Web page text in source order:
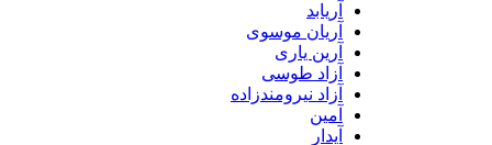
آریان موسوی
آرین یاری
آزاد طوسی
آزاد نیرومندزاده